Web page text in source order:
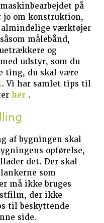
på
jo om konstruktion,
almindelige værktøjer
målebånd,
og
udstyr, som du
ting, du skal være
. Vi har samlet tips til
her .
af bygningen skal
opførelse,
det. Der skal
som
må ikke bruges
der ikke
til beskyttende
side.